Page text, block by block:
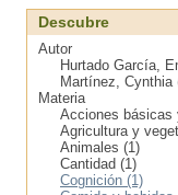
Descubre
Autor
Hurtado García,
Martínez, Cynthia
Materia
Acciones básicas
Agricultura y
Animales (1)
Cantidad (1)
Cognición (1)